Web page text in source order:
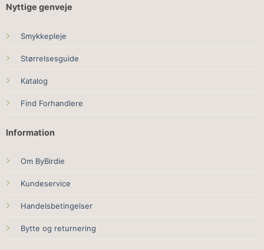
Nyttige genveje
Smykkepleje
Størrelsesguide
Katalog
Find Forhandlere
Information
Om ByBirdie
Kundeservice
Handelsbetingelser
Bytte og returnering